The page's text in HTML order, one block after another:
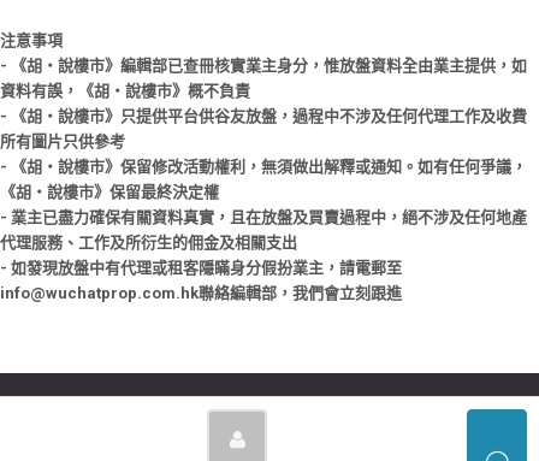
注意事項
- 《胡‧說樓市》編輯部已查冊核實業主身分，惟放盤資料全由業主提供，如
資料有誤，《胡‧說樓市》概不負責
- 《胡‧說樓市》只提供平台供谷友放盤，過程中不涉及任何代理工作及收費
所有圖片只供參考
- 《胡‧說樓市》保留修改活動權利，無須做出解釋或通知。如有任何爭議，
《胡‧說樓市》保留最終決定權
- 業主已盡力確保有關資料真實，且在放盤及買賣過程中，絕不涉及任何地產
代理服務、工作及所衍生的佣金及相關支出
- 如發現放盤中有代理或租客隱瞞身分假扮業主，請電郵至
info@wuchatprop.com.hk聯絡編輯部，我們會立刻跟進